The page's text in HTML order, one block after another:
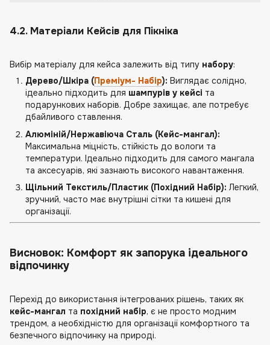
4.2. Матеріали Кейсів для Пікніка
Вибір матеріалу для кейса залежить від типу набору:
Дерево/Шкіра (Преміум- Набір): Виглядає солідно,
ідеально підходить для шампурів у кейсі та
подарункових наборів. Добре захищає, але потребує
дбайливого ставлення.
Алюміній/Нержавіюча Сталь (Кейс-мангал):
Максимальна міцність, стійкість до вологи та
температури. Ідеально підходить для самого мангала
та аксесуарів, які зазнають високого навантаження.
Щільний Текстиль/Пластик (Похідний Набір): Легкий,
зручний, часто має внутрішні сітки та кишені для
організації.
Висновок: Комфорт як запорука ідеального
відпочинку
Перехід до використання інтегрованих рішень, таких як
кейс-мангал та похідний набір, є не просто модним
трендом, а необхідністю для організації комфортного та
безпечного відпочинку на природі.